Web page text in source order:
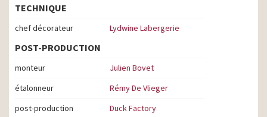
TECHNIQUE
chef décorateur Lydwine Labergerie
POST-PRODUCTION
monteur
Julien Bovet
étalonneur
Rémy De Vlieger
post-production
Duck Factory